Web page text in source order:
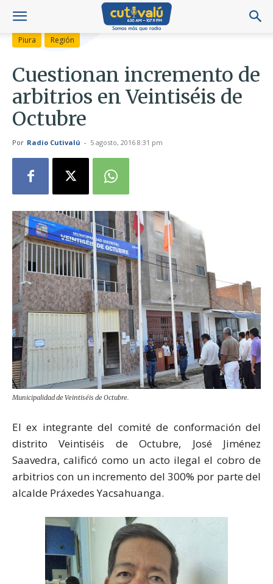
Piura Región
Cuestionan incremento de
arbitrios en Veintiséis de
Octubre
Por Radio Cutivalú - 5 agosto, 2016 8:31 pm
Municipalidad de Veintiséis de Octubre.
El ex integrante del comité de conformación del
distrito Veintiséis de Octubre, José Jiménez
Saavedra, calificó como un acto ilegal el cobro de
arbitrios con un incremento del 300% por parte del
alcalde Práxedes Yacsahuanga.